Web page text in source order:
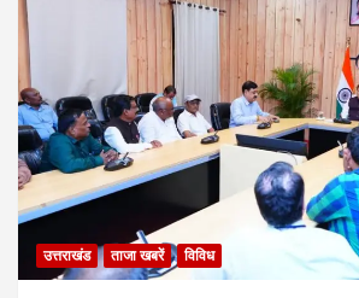
उत्तराखंड ताजा खबरें विविध